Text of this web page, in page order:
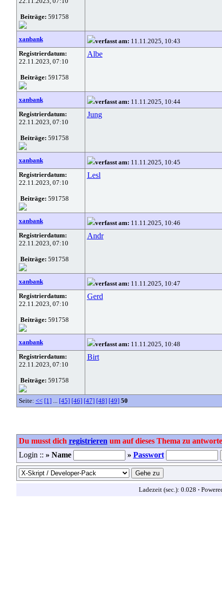
Beiträge: 591758
xanbank verfasst am: 11.11.2025, 10:43
Registrierdatum:
22.11.2023, 07:10
Beiträge: 591758
Albe
xanbank verfasst am: 11.11.2025, 10:44
Registrierdatum:
22.11.2023, 07:10
Beiträge: 591758
Jung
xanbank verfasst am: 11.11.2025, 10:45
Registrierdatum:
22.11.2023, 07:10
Beiträge: 591758
Lesl
xanbank verfasst am: 11.11.2025, 10:46
Registrierdatum:
22.11.2023, 07:10
Beiträge: 591758
Andr
xanbank verfasst am: 11.11.2025, 10:47
Registrierdatum:
22.11.2023, 07:10
Beiträge: 591758
Gerd
xanbank verfasst am: 11.11.2025, 10:48
Registrierdatum:
22.11.2023, 07:10
Beiträge: 591758
Birt
Seite: << [1]... [45] [46] [47] [48] [49] 50
Du musst dich registrieren um auf dieses Thema zu
Login :: » Name » Passwort
Ladezeit (sec.): 0.028 ·